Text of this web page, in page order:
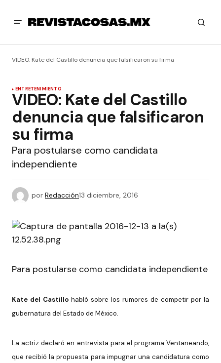
VIDEO: Kate del Castillo denuncia que falsificaron su firma
ENTRETENIMIENTO
VIDEO: Kate del Castillo
denuncia que falsificaron
su firma
Para postularse como candidata
independiente
por Redacción13 diciembre, 2016
Para postularse como candidata independiente
Kate del Castillo habló sobre los rumores de competir por la
gubernatura del Estado de México.
La actriz declaró en entrevista para el programa Ventaneando,
que recibió la propuesta para impugnar una candidatura como